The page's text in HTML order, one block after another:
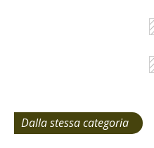
Dalla stessa categoria